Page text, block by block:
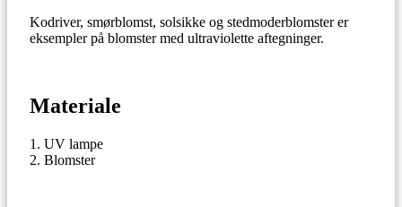
Kodriver, smørblomst, solsikke og stedmoderblomster er
eksempler på blomster med ultraviolette aftegninger.
Materiale
UV lampe
Blomster